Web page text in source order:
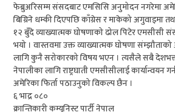
फेब्रुअरिसम्म संसदबाट एमसिसि अनुमोदन नगरेमा
बिग्रिने धम्की दिएपछि काँग्रेस र माकेको अगुवाइमा
१२ बुँदे व्याख्यात्मक घोषणाको ढोल पिटेर एमसीसी
भयो । वास्तवमा उक्त व्याख्यात्मक घोषणा
लागि कुनै सरोकारको विषय भएन । त्यसैले सबै
नेपालीका लागि राष्ट्रघाती एमसीसीलाई कार्यान्वयन
अमेरिका फिर्ता पठाउनुको विकल्प छैन ।
६ भाद्र ०८०
क्रान्तिकारी कम्युनिस्ट पार्टी नेपाल